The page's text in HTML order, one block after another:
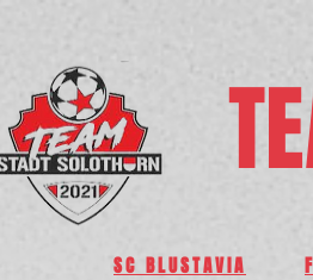
SC BLUSTAVIA